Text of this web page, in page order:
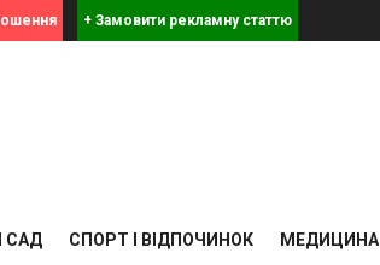
+ Замовити рекламну статтю
САД СПОРТ І ВІДПОЧИНОК МЕДИЦИНА